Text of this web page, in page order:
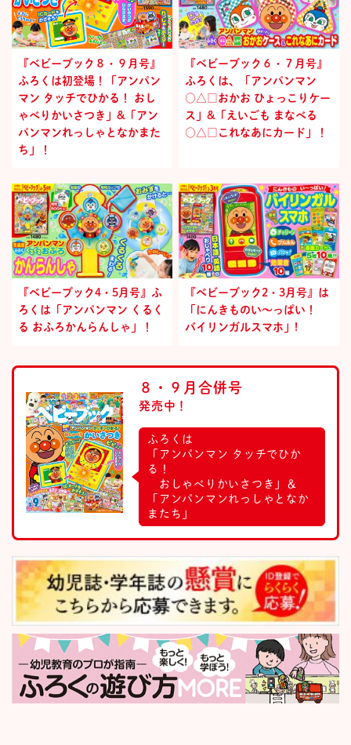
『ベビーブック８・９月号』
ふろくは初登場！「アンパン
マン タッチでひかる！ おし
ゃべりかいさつき」&「アン
パンマンれっしゃとなかまた
ち」！
『ベビーブック６・７月号』
ふろくは、「アンパンマン
○△□おかお ひょっこりケー
ス」&「えいごも まなべる
○△□これなあにカード」！
『ベビーブック4・5月号』ふ
ろくは「アンパンマン くるく
る おふろかんらんしゃ」！
『ベビーブック2・3月号』は
「にんきものい～っぱい！
バイリンガルスマホ」!
８・９月合併号
発売中！
ふろくは
「アンパンマン タッチでひか
る！
おしゃべりかいさつき」＆
「アンパンマンれっしゃとなか
またち」